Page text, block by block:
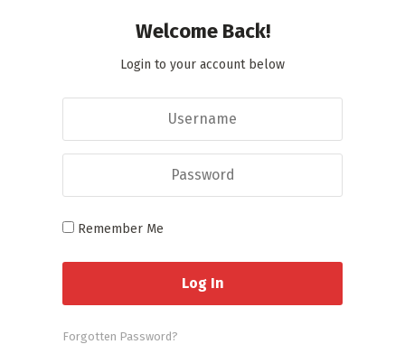
Welcome Back!
Login to your account below
Remember Me
Forgotten Password?